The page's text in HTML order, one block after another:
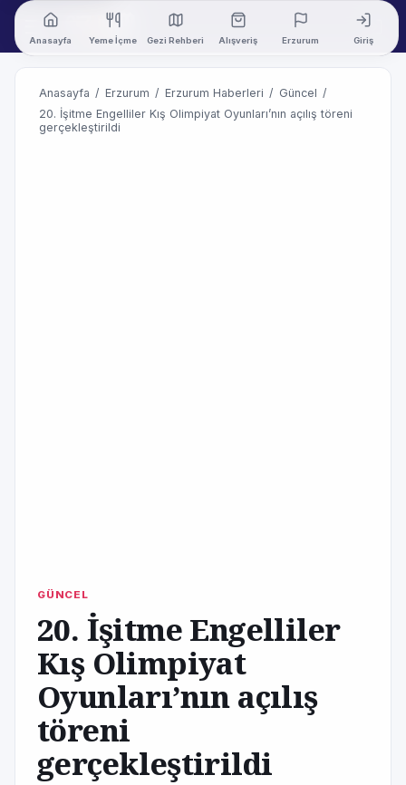
Anasayfa Yeme İçme Gezi Rehberi Alışveriş Erzurum Giriş
Anasayfa / Erzurum / Erzurum Haberleri / Güncel /
20. İşitme Engelliler Kış Olimpiyat Oyunları’nın açılış töreni
gerçekleştirildi
GÜNCEL
20. İşitme Engelliler
Kış Olimpiyat
Oyunları’nın açılış
töreni
gerçekleştirildi